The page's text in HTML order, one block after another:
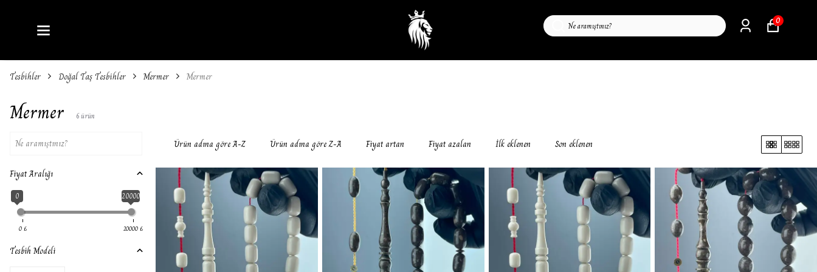
0
Tesbihler Doğal Taş Tesbihler Mermer Mermer
Mermer 6ürün
Ürün adına göre A-Z Ürün adına göre Z-A Fiyat artan Fiyat azalan İlk eklenen Son eklenen
Fiyat Aralığı
0 20000
0 ₺ 20000 ₺
Tesbih Modeli